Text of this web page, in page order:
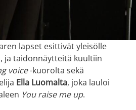
lapset esittivät yleisölle
ja taidonnäytteitä kuultiin
voice-kuorolta sekä
Ella Luomalta, joka lauloi
You raise me up.